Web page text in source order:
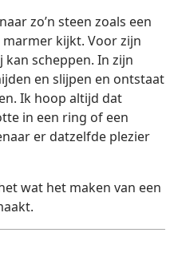
zo’n steen zoals een
kijkt. Voor zijn
scheppen. In zijn
en slijpen en ontstaat
Ik hoop altijd dat
in een ring of een
er datzelfde plezier
wat het maken van een